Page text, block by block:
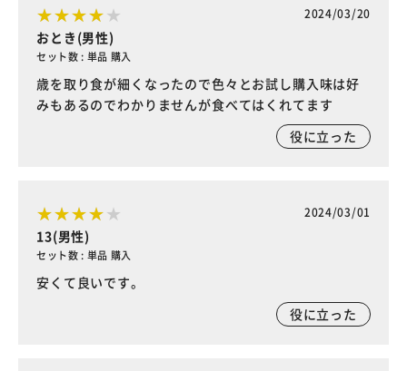
2024/03/20
おとき(男性)
セット数 : 単品 購入
歳を取り食が細くなったので色々とお試し購入味は好
みもあるのでわかりませんが食べてはくれてます
役に立った
2024/03/01
13(男性)
セット数 : 単品 購入
安くて良いです。
役に立った